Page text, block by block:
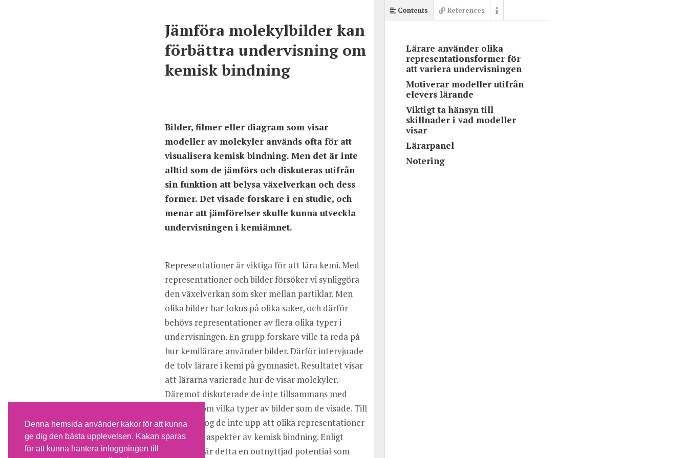
Denna hemsida använder kakor för att kunna
ge dig den bästa upplevelsen. Kakan sparas
för att kunna hantera inloggningen till
Jämföra molekylbilder kan
förbättra undervisning om
kemisk bindning
Bilder, filmer eller diagram som visar
modeller av molekyler används ofta för att
visualisera kemisk bindning. Men det är inte
alltid som de jämförs och diskuteras utifrån
sin funktion att belysa växelverkan och dess
former. Det visade forskare i en studie, och
menar att jämförelser skulle kunna utveckla
undervisningen i kemiämnet.
Representationer är viktiga för att lära kemi. Med
representationer och bilder försöker vi synliggöra
den växelverkan som sker mellan partiklar. Men
olika bilder har fokus på olika saker, och därför
behövs representationer av flera olika typer i
undervisningen. En grupp forskare ville ta reda på
hur kemilärare använder bilder. Därför intervjuade
de tolv lärare i kemi på gymnasiet. Resultatet visar
att lärarna varierade hur de visar molekyler.
Däremot diskuterade de inte tillsammans med
eleverna om vilka typer av bilder som de visade. Till
exempel tog de inte upp att olika representationer
visar olika aspekter av kemisk bindning. Enligt
forskarna är detta en outnyttjad potential som
Lärare använder olika
representationsformer för
att variera undervisningen
Motiverar modeller utifrån
elevers lärande
Viktigt ta hänsyn till
skillnader i vad modeller
visar
Lärarpanel
Notering
Contents References